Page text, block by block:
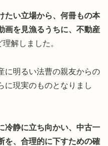
たい立場から、何冊もの本
画を見漁るうちに、不動産
解しました。
に明るい法曹の親友からの
に現実のものとなりまし
冷静に立ち向かい、中古一
を、合理的に下すための確